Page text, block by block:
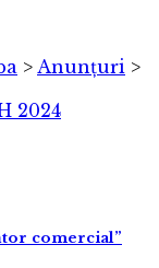
> Anunțuri >
comercial”